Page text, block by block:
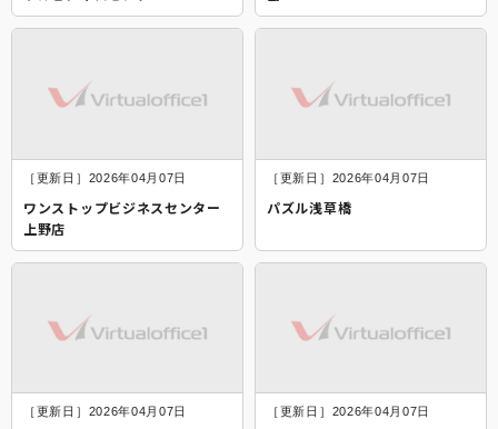
［更新日］2026年04月07日
ワンストップビジネスセンター
上野店
［更新日］2026年04月07日
パズル浅草橋
［更新日］2026年04月07日 ［更新日］2026年04月07日